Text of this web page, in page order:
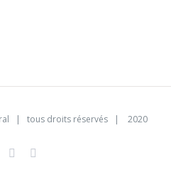
| tous droits réservés | 2020
FacebookInstagram